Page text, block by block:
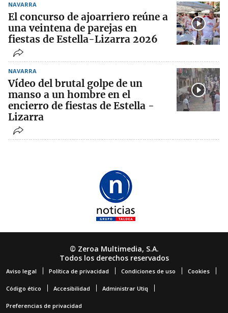
NAVARRA
El concurso de ajoarriero reúne a
una veintena de parejas en
fiestas de Estella-Lizarra 2026
NAVARRA
Vídeo del brutal golpe de un
manso a un hombre en el
encierro de fiestas de Estella -
Lizarra
© Zeroa Multimedia, S.A.
Todos los derechos reservados
Aviso legal Política de privacidad Condiciones de uso Cookies
Código ético Accesibilidad Administrar Utiq
Preferencias de privacidad